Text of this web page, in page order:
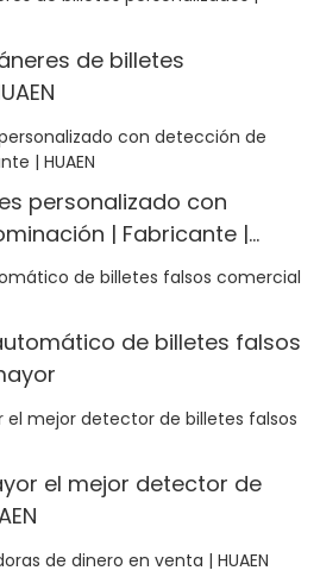
de billetes
personalizado con
| Fabricante |
de billetes falsos
el mejor detector de